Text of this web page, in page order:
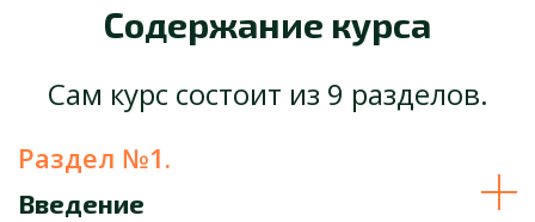
Содержание курса
Сам курс состоит из 9 разделов.
Раздел №1.
Введение